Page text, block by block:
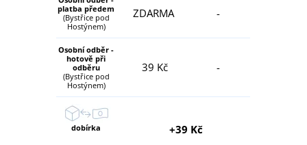
platba předem
(Bystřice pod
Hostýnem)
ZDARMA -
Osobní odběr -
hotově při
odběru
(Bystřice pod
Hostýnem)
39 Kč -
dobírka +39 Kč